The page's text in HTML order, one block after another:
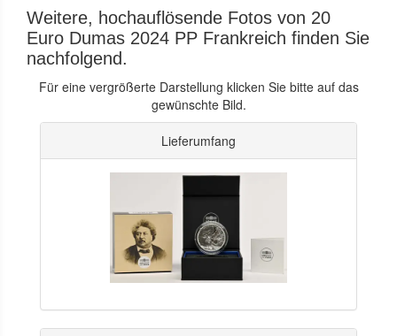
Weitere, hochauflösende Fotos von 20
Euro Dumas 2024 PP Frankreich finden Sie
nachfolgend.
Für eine vergrößerte Darstellung klicken Sie bitte auf das
gewünschte Bild.
Lieferumfang